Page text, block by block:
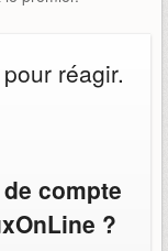
réagir.
compte
?